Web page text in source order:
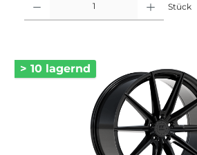
Stück
> 10 lagernd